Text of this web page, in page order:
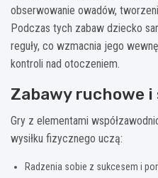
obserwowanie owadów,
Podczas tych zabaw dziecko
reguły, co wzmacnia jego
kontroli nad otoczeniem.
Zabawy ruchowe
Gry z elementami
wysiłku fizycznego uczą:
Radzenia sobie z sukcesem i